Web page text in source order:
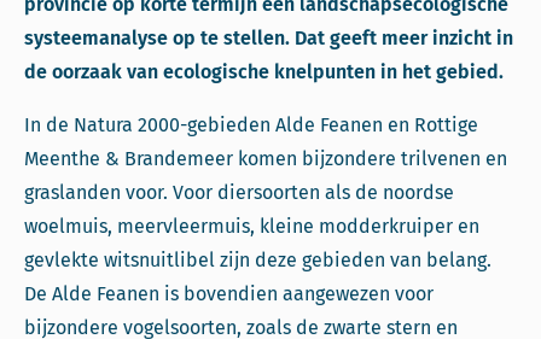
systeemanalyse op te stellen. Dat geeft meer inzicht in
de oorzaak van ecologische knelpunten in het gebied.
In de Natura 2000-gebieden Alde Feanen en Rottige
Meenthe & Brandemeer komen bijzondere trilvenen en
graslanden voor. Voor diersoorten als de noordse
woelmuis, meervleermuis, kleine modderkruiper en
gevlekte witsnuitlibel zijn deze gebieden van belang.
De Alde Feanen is bovendien aangewezen voor
bijzondere vogelsoorten, zoals de zwarte stern en